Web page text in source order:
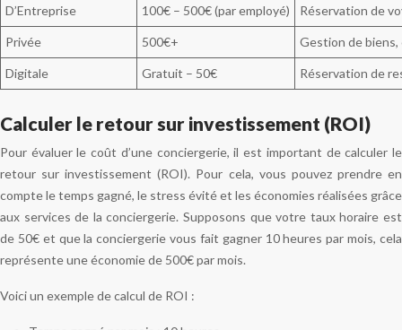
D’Entreprise 100€ – 500€ (par employé) Réservation de
Privée 500€+ Gestion de biens,
Digitale Gratuit – 50€ Réservation de
Calculer le retour sur investissement (ROI)
Pour évaluer le coût d’une conciergerie, il est important de calculer le
retour sur investissement (ROI). Pour cela, vous pouvez prendre en
compte le temps gagné, le stress évité et les économies réalisées grâce
aux services de la conciergerie. Supposons que votre taux horaire est
de 50€ et que la conciergerie vous fait gagner 10 heures par mois, cela
représente une économie de 500€ par mois.
Voici un exemple de calcul de ROI :